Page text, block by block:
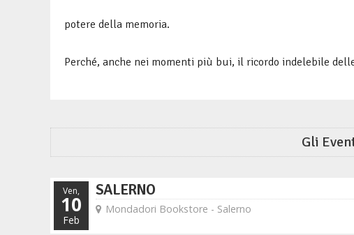
potere della memoria.
Perché, anche nei momenti più bui, il ricordo indelebile
Gli
Ven,
10
Feb
SALERNO
Mondadori Bookstore - Salerno